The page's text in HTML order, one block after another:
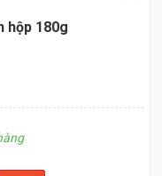
hộp 180g